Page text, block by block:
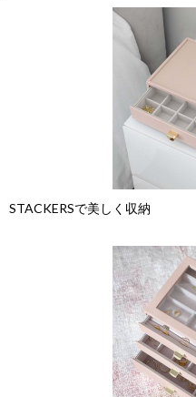
STACKERSで美しく収納